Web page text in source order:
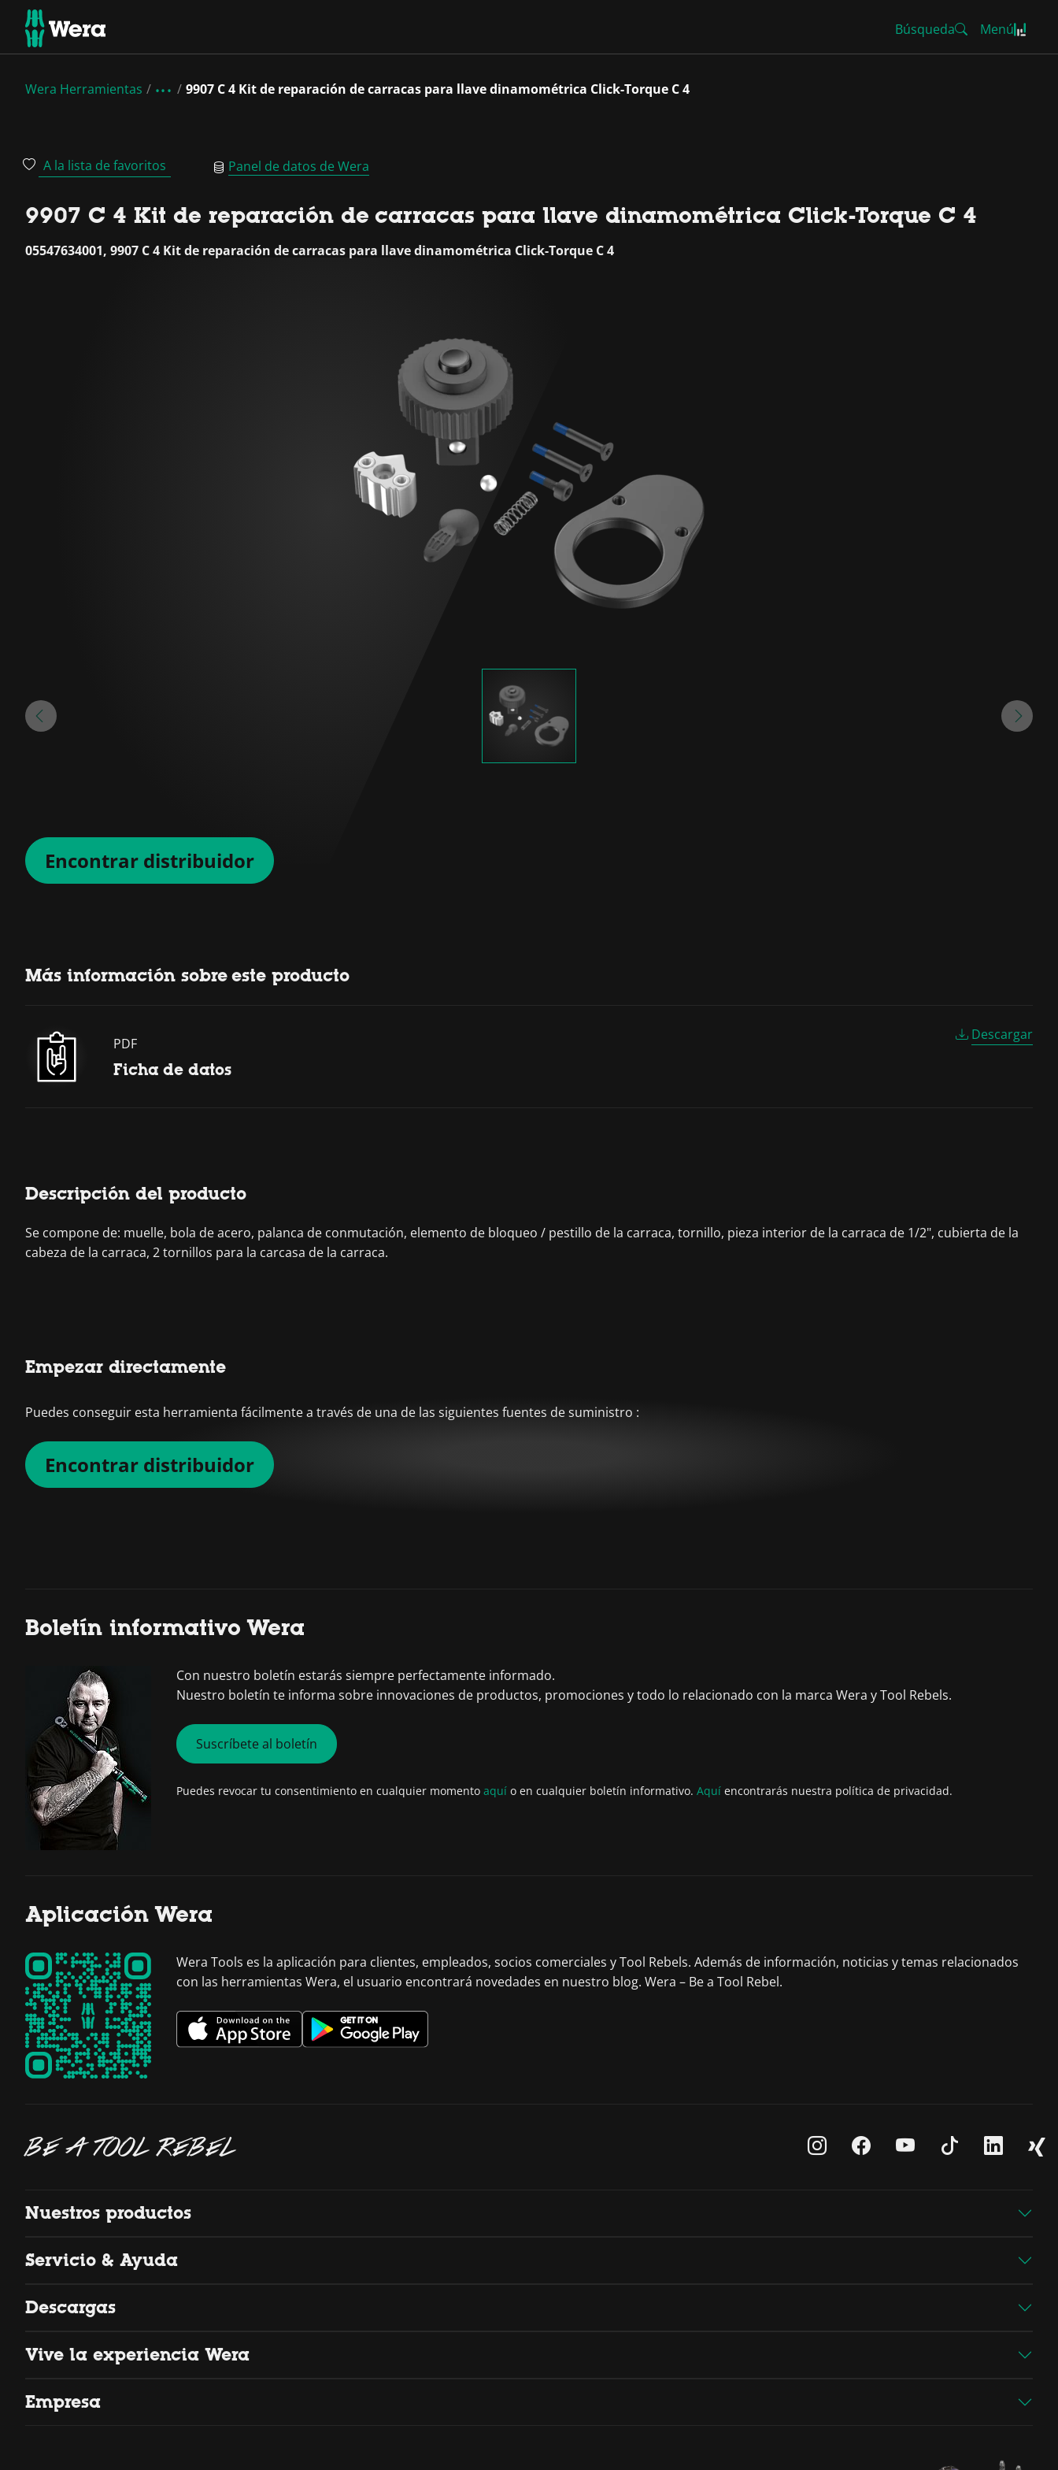
Búsqueda Menú
Wera Herramientas 9907 C 4 Kit de reparación de carracas para llave dinamométrica Click-Torque C 4
A la lista de favoritos Panel de datos de Wera
9907 C 4 Kit de reparación de carracas para llave dinamométrica Click-Torque C 4
05547634001, 9907 C 4 Kit de reparación de carracas para llave dinamométrica Click-Torque C 4
Encontrar distribuidor
Más información sobre este producto
PDF
Ficha de datos
Descargar
Descripción del producto
Se compone de: muelle, bola de acero, palanca de conmutación, elemento de bloqueo / pestillo de la carraca, tornillo, pieza interior de la carraca de 1/2", cubierta de la
cabeza de la carraca, 2 tornillos para la carcasa de la carraca.
Empezar directamente
Puedes conseguir esta herramienta fácilmente a través de una de las siguientes fuentes de suministro :
Encontrar distribuidor
Boletín informativo Wera
Con nuestro boletín estarás siempre perfectamente informado.
Nuestro boletín te informa sobre innovaciones de productos, promociones y todo lo relacionado con la marca Wera y Tool Rebels.
Suscríbete al boletín
Puedes revocar tu consentimiento en cualquier momento aquí o en cualquier boletín informativo. Aquí encontrarás nuestra política de privacidad.
Aplicación Wera
Wera Tools es la aplicación para clientes, empleados, socios comerciales y Tool Rebels. Además de información, noticias y temas relacionados
con las herramientas Wera, el usuario encontrará novedades en nuestro blog. Wera – Be a Tool Rebel.
BE A TOOL REBEL
Nuestros productos
Servicio & Ayuda
Descargas
Vive la experiencia Wera
Empresa